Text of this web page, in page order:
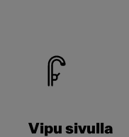
Vipu sivulla